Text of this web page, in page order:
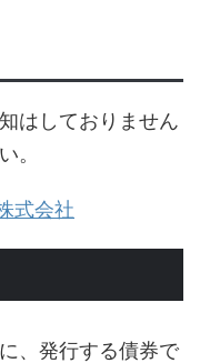
はしておりません
。
式会社
、発行する債券で